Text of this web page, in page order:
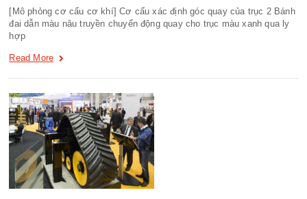
[Mô phỏng cơ cấu cơ khí] Cơ cấu xác định góc quay của trục 2 Bánh
đai dẫn màu nâu truyền chuyển động quay cho trục màu xanh qua ly
hợp
Read More